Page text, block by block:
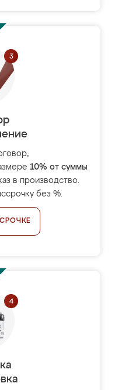
10% от суммы
в производство.
без %.